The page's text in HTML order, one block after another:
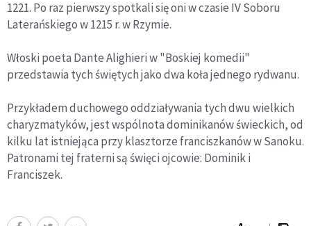
1221. Po raz pierwszy spotkali się oni w czasie IV Soboru
Laterańskiego w 1215 r. w Rzymie.
Włoski poeta Dante Alighieri w "Boskiej komedii"
przedstawia tych świętych jako dwa koła jednego rydwanu.
Przykładem duchowego oddziaływania tych dwu wielkich
charyzmatyków, jest wspólnota dominikanów świeckich, od
kilku lat istniejąca przy klasztorze franciszkanów w Sanoku.
Patronami tej fraterni są święci ojcowie: Dominik i
Franciszek.